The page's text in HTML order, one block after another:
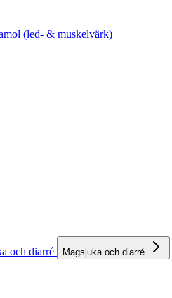
(led- & muskelvärk)
och diarré Magsjuka och diarré